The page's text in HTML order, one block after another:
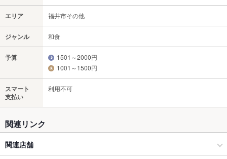
エリア 福井市その他
ジャンル 和食
予算
1501～2000円
1001～1500円
スマート
支払い
利用不可
関連リンク
関連店舗